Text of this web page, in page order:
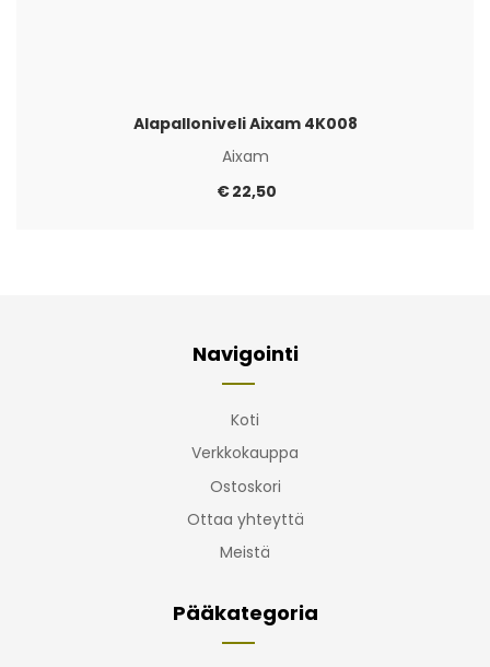
Alapalloniveli Aixam 4K008
Aixam
€22,50
Navigointi
Koti
Verkkokauppa
Ostoskori
Ottaa yhteyttä
Meistä
Pääkategoria